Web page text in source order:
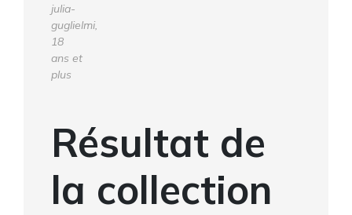
julia-
guglielmi,
18
ans et
plus
Résultat de
la collection